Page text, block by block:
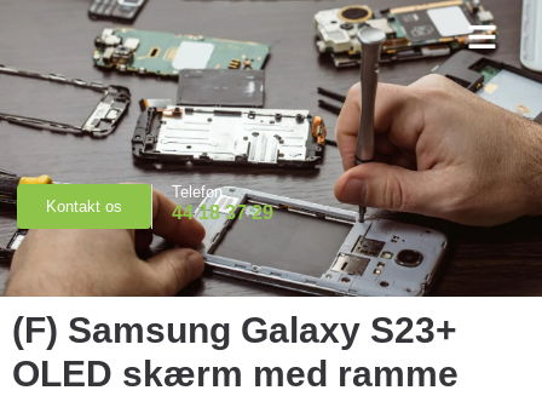
Kontakt os
Telefon
44 18 37 29
(F) Samsung Galaxy S23+
OLED skærm med ramme